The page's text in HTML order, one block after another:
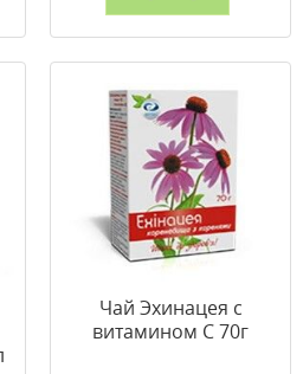
Чай Эхинацея с
витамином С 70г